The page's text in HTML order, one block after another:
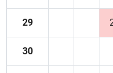
29
30